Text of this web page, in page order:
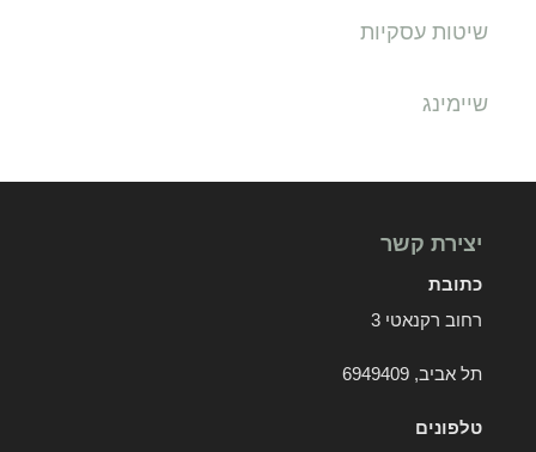
שיטות עסקיות
שיימינג
יצירת קשר
כתובת
רחוב רקנאטי 3
תל אביב, 6949409
טלפונים